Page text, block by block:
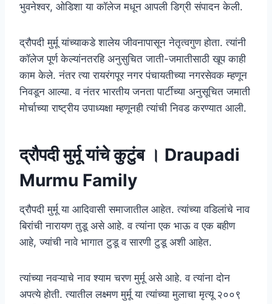
भुवनेश्वर, ओडिशा या कॉलेज मधून आपली डिग्री संपादन केली.
द्रौपदी मुर्मू यांच्याकडे शालेय जीवनापासून नेतृत्वगुण होता. त्यांनी
कॉलेज पूर्ण केल्यांनतरहि अनुसुचित जाती-जमातीसाठी खूप काही
काम केले. नंतर त्या रायरंगपूर नगर पंचायतीच्या नगरसेवक म्हणून
निवडून आल्या. व नंतर भारतीय जनता पार्टीच्या अनुसूचित जमाती
मोर्चाच्या राष्ट्रीय उपाध्यक्षा म्हणूनही त्यांची निवड करण्यात आली.
द्रौपदी मुर्मू यांचे कुटुंब । Draupadi
Murmu Family
द्रौपदी मुर्मू या आदिवासी समाजातील आहेत. त्यांच्या वडिलांचे नाव
बिरांची नारायण तुडू असे आहे. व त्यांना एक भाऊ व एक बहीण
आहे, ज्यांची नावे भागात टुडू व सारणी टुडू अशी आहेत.
त्यांच्या नवऱ्याचे नाव श्याम चरण मुर्मू असे आहे. व त्यांना दोन
अपत्ये होती. त्यातील लक्ष्मण मुर्मू या त्यांच्या मुलाचा मृत्यू २००९